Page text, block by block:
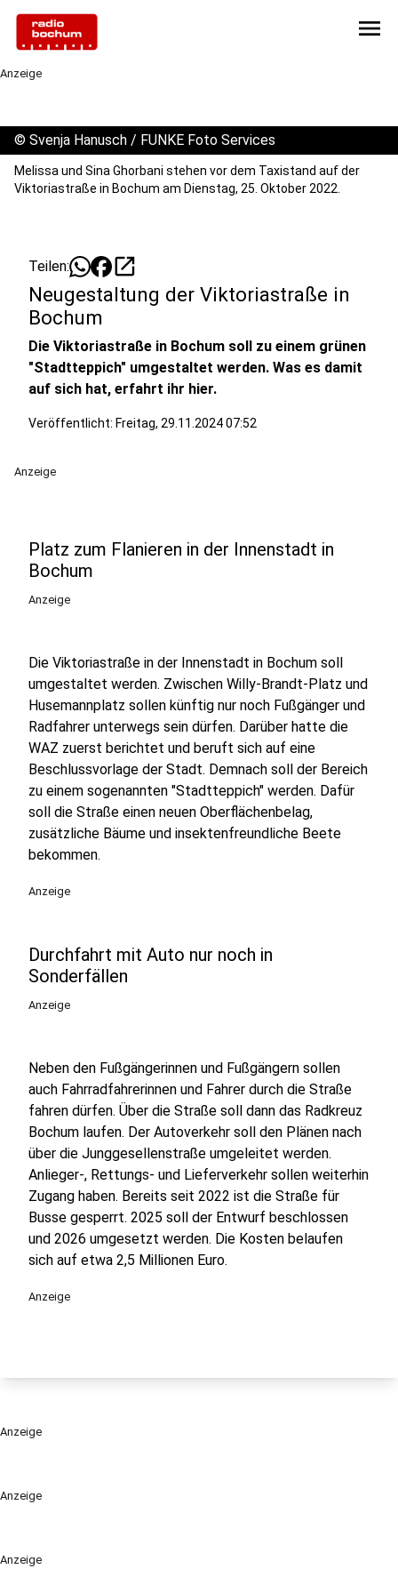
menu
Anzeige
Anzeige
Anzeige
© Svenja Hanusch / FUNKE Foto Services
Melissa und Sina Ghorbani stehen vor dem Taxistand auf der
Viktoriastraße in Bochum am Dienstag, 25. Oktober 2022.
Teilen: open_in_new
Neugestaltung der Viktoriastraße in
Bochum
Die Viktoriastraße in Bochum soll zu einem grünen
"Stadtteppich" umgestaltet werden. Was es damit
auf sich hat, erfahrt ihr hier.
Veröffentlicht: Freitag, 29.11.2024 07:52
Anzeige
Platz zum Flanieren in der Innenstadt in
Bochum
Anzeige
Die Viktoriastraße in der Innenstadt in Bochum soll
umgestaltet werden. Zwischen Willy-Brandt-Platz und
Husemannplatz sollen künftig nur noch Fußgänger und
Radfahrer unterwegs sein dürfen. Darüber hatte die
WAZ zuerst berichtet und beruft sich auf eine
Beschlussvorlage der Stadt. Demnach soll der Bereich
zu einem sogenannten "Stadtteppich" werden. Dafür
soll die Straße einen neuen Oberflächenbelag,
zusätzliche Bäume und insektenfreundliche Beete
bekommen.
Anzeige
Durchfahrt mit Auto nur noch in
Sonderfällen
Anzeige
Neben den Fußgängerinnen und Fußgängern sollen
auch Fahrradfahrerinnen und Fahrer durch die Straße
fahren dürfen. Über die Straße soll dann das Radkreuz
Bochum laufen. Der Autoverkehr soll den Plänen nach
über die Junggesellenstraße umgeleitet werden.
Anlieger-, Rettungs- und Lieferverkehr sollen weiterhin
Zugang haben. Bereits seit 2022 ist die Straße für
Busse gesperrt. 2025 soll der Entwurf beschlossen
und 2026 umgesetzt werden. Die Kosten belaufen
sich auf etwa 2,5 Millionen Euro.
Anzeige
Anzeige